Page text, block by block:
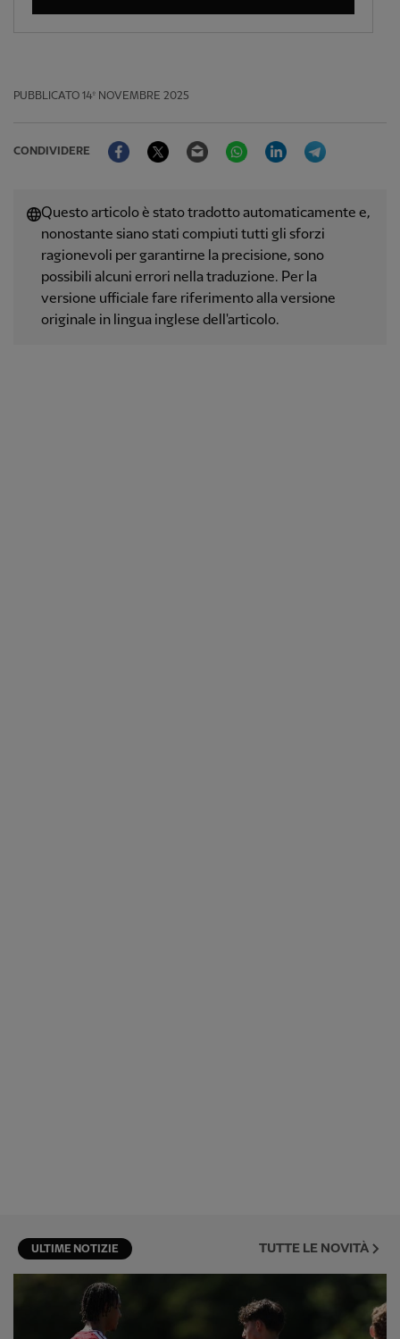
PUBBLICATO 14º NOVEMBRE 2025
CONDIVIDERE
FacebookTwitter Email WhatsAppLinkedIn
Questo articolo è stato tradotto automaticamente e,
nonostante siano stati compiuti tutti gli sforzi
ragionevoli per garantirne la precisione, sono
possibili alcuni errori nella traduzione. Per la
versione ufficiale fare riferimento alla versione
originale in lingua inglese dell'articolo.
ULTIME NOTIZIE TUTTE LE NOVITÀ